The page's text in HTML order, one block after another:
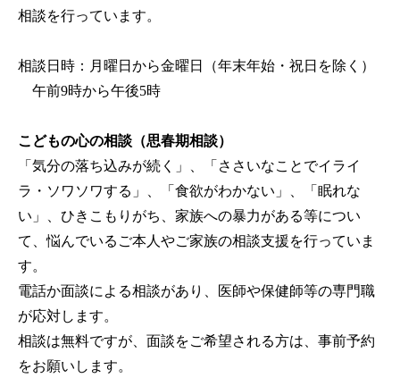
相談を行っています。
相談日時：月曜日から金曜日（年末年始・祝日を除く）
午前9時から午後5時
こどもの心の相談（思春期相談）
「気分の落ち込みが続く」、「ささいなことでイライ
ラ・ソワソワする」、「食欲がわかない」、「眠れな
い」、ひきこもりがち、家族への暴力がある等につい
て、悩んでいるご本人やご家族の相談支援を行っていま
す。
電話か面談による相談があり、医師や保健師等の専門職
が応対します。
相談は無料ですが、面談をご希望される方は、事前予約
をお願いします。